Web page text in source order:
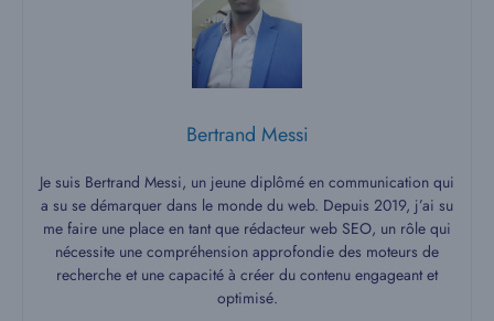
Bertrand Messi
Je suis Bertrand Messi, un jeune diplômé en communication qui
a su se démarquer dans le monde du web. Depuis 2019, j’ai su
me faire une place en tant que rédacteur web SEO, un rôle qui
nécessite une compréhension approfondie des moteurs de
recherche et une capacité à créer du contenu engageant et
optimisé.